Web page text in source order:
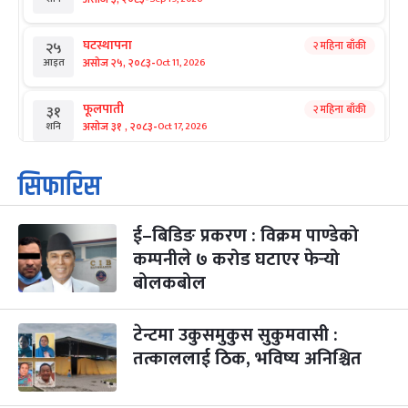
२५
आइत
घटस्थापना
असोज २५, २०८३-Oct 11, 2026
२ महिना बाँकी
३१
शनि
फूलपाती
असोज ३१ , २०८३-Oct 17, 2026
२ महिना बाँकी
१
आइत
कार्तिक सङ्क्रान्ति
कार्तिक १, २०८३
३
मंगल
महानवमी
कार्तिक ३, २०८३-Oct 20, 2026
२ महिना बाँकी
४
५
बिहि
पापा‌ङ्कुशा एकादशी व्रत
कार्तिक ५, २०८३
२ महिना बाँकी
सिफारिस
ई–बिडिङ प्रकरण : विक्रम पाण्डेको
कम्पनीले ७ करोड घटाएर फेर्‍यो
बोलकबोल
टेन्टमा उकुसमुकुस सुकुमवासी :
तत्काललाई ठिक, भविष्य अनिश्चित